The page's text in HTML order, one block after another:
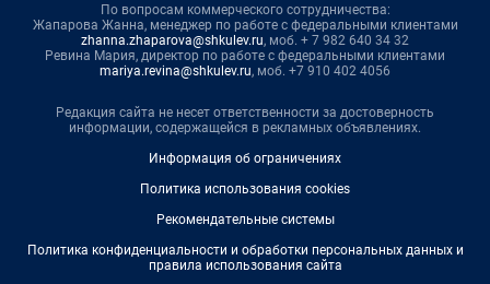
По вопросам коммерческого сотрудничества:
Жапарова Жанна, менеджер по работе с федеральными клиентами
zhanna.zhaparova@shkulev.ru, моб. + 7 982 640 34 32
Ревина Мария, директор по работе с федеральными клиентами
mariya.revina@shkulev.ru, моб. +7 910 402 4056
Редакция сайта не несет ответственности за достоверность
информации, содержащейся в рекламных объявлениях.
Информация об ограничениях
Политика использования cookies
Рекомендательные системы
Политика конфиденциальности и обработки персональных данных и
правила использования сайта